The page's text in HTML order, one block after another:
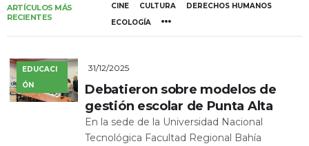
ARTÍCULOS MÁS
RECIENTES
CINE CULTURA
DERECHOS HUMANOS
ECOLOGÍA
EDUCACI
ÓN
31/12/2025
Debatieron sobre modelos de
gestión escolar de Punta Alta
En la sede de la Universidad Nacional
Tecnológica Facultad Regional Bahía